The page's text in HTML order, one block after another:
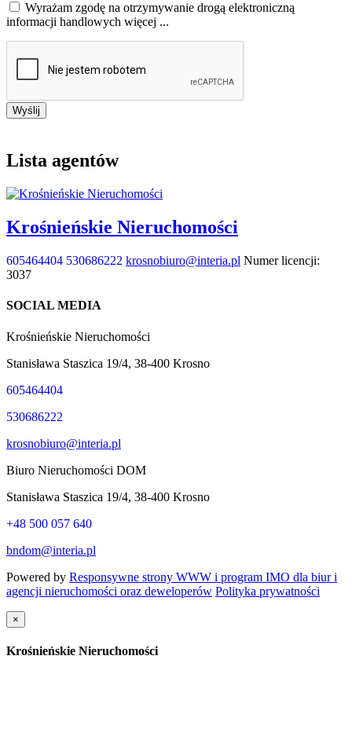
Wyrażam zgodę na otrzymywanie drogą elektroniczną
informacji handlowych więcej ...
Wyślij
Lista agentów
Krośnieńskie Nieruchomości
605464404 530686222 krosnobiuro@interia.pl Numer licencji:
3037
SOCIAL MEDIA
Krośnieńskie Nieruchomości
Stanisława Staszica 19/4, 38-400 Krosno
605464404
530686222
krosnobiuro@interia.pl
Biuro Nieruchomości DOM
Stanisława Staszica 19/4, 38-400 Krosno
+48 500 057 640
bndom@interia.pl
Powered by Responsywne strony WWW i program IMO dla biur i
agencji nieruchomości oraz deweloperów Polityka prywatności
×
Krośnieńskie Nieruchomości